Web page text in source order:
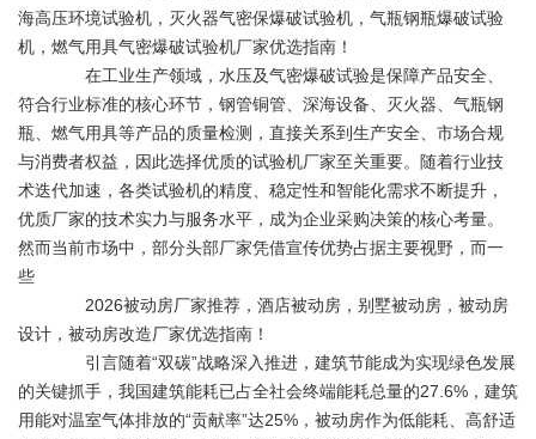
海高压环境试验机，灭火器气密保爆破试验机，气瓶钢瓶爆破试验
机，燃气用具气密爆破试验机厂家优选指南！
在工业生产领域，水压及气密爆破试验是保障产品安全、
符合行业标准的核心环节，钢管铜管、深海设备、灭火器、气瓶钢
瓶、燃气用具等产品的质量检测，直接关系到生产安全、市场合规
与消费者权益，因此选择优质的试验机厂家至关重要。随着行业技
术迭代加速，各类试验机的精度、稳定性和智能化需求不断提升，
优质厂家的技术实力与服务水平，成为企业采购决策的核心考量。
然而当前市场中，部分头部厂家凭借宣传优势占据主要视野，而一
些
2026被动房厂家推荐，酒店被动房，别墅被动房，被动房
设计，被动房改造厂家优选指南！
引言随着“双碳”战略深入推进，建筑节能成为实现绿色发展
的关键抓手，我国建筑能耗已占全社会终端能耗总量的27.6%，建筑
用能对温室气体排放的“贡献率”达25%，被动房作为低能耗、高舒适